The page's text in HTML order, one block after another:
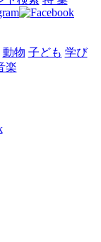
動物 子ども 学び
楽